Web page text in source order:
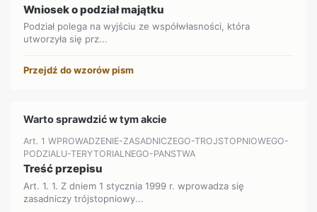
Wniosek o podział majątku
Podział polega na wyjściu ze współwłasności, która
utworzyła się prz...
Przejdź do wzorów pism
Warto sprawdzić w tym akcie
Art. 1 WPROWADZENIE-ZASADNICZEGO-TROJSTOPNIOWEGO-
PODZIALU-TERYTORIALNEGO-PANSTWA
Treść przepisu
Art. 1. 1. Z dniem 1 stycznia 1999 r. wprowadza się
zasadniczy trójstopniowy...